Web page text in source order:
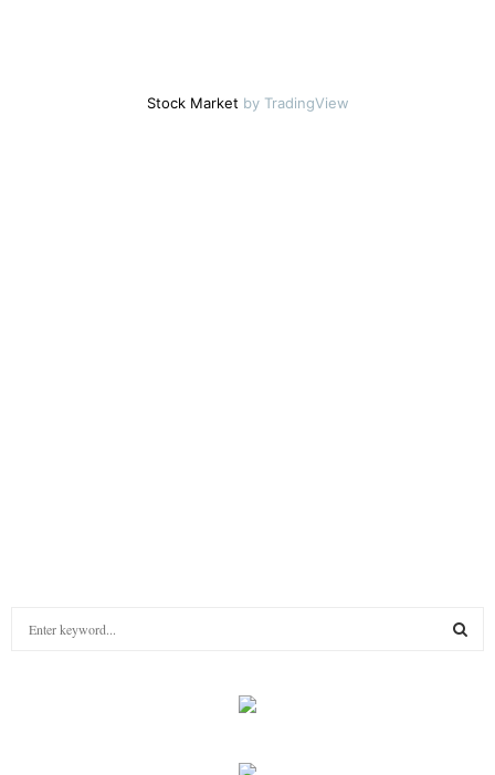
Stock Market by TradingView